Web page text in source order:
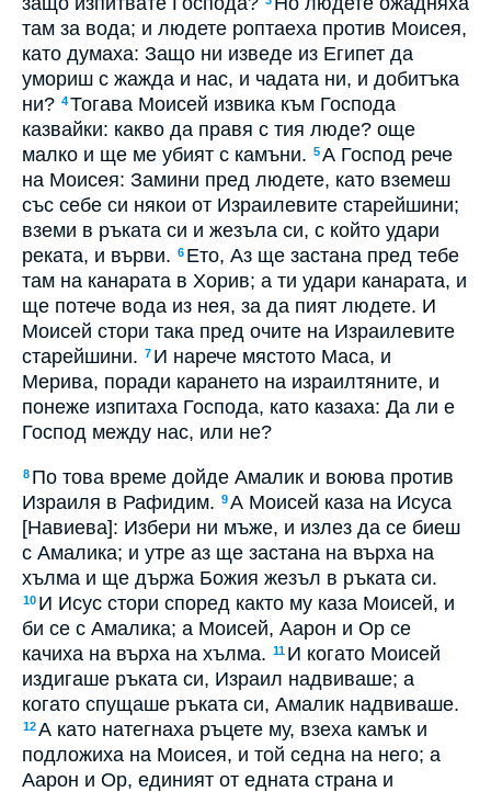
там за вода; и людете роптаеха против Моисея,
като думаха: Защо ни изведе из Египет да
умориш с жажда и нас, и чадата ни, и добитъка
ни? 4Тогава Моисей извика към Господа
казвайки: какво да правя с тия люде? още
малко и ще ме убият с камъни. 5А Господ рече
на Моисея: Замини пред людете, като вземеш
със себе си някои от Израилевите старейшини;
вземи в ръката си и жезъла си, с който удари
реката, и върви. 6 Ето, Аз ще застана пред тебе
там на канарата в Хорив; а ти удари канарата, и
ще потече вода из нея, за да пият людете. И
Моисей стори така пред очите на Израилевите
старейшини. 7 И нарече мястото Маса, и
Мерива, поради карането на израилтяните, и
понеже изпитаха Господа, като казаха: Да ли е
Господ между нас, или не?
8 По това време дойде Амалик и воюва против
Израиля в Рафидим. 9А Моисей каза на Исуса
[Навиева]: Избери ни мъже, и излез да се биеш
с Амалика; и утре аз ще застана на върха на
хълма и ще държа Божия жезъл в ръката си.
10 И Исус стори според както му каза Моисей, и
би се с Амалика; а Моисей, Аарон и Ор се
качиха на върха на хълма. 11 И когато Моисей
издигаше ръката си, Израил надвиваше; а
когато спущаше ръката си, Амалик надвиваше.
12А като натегнаха ръцете му, взеха камък и
подложиха на Моисея, и той седна на него; а
Аарон и Ор, единият от едната страна и